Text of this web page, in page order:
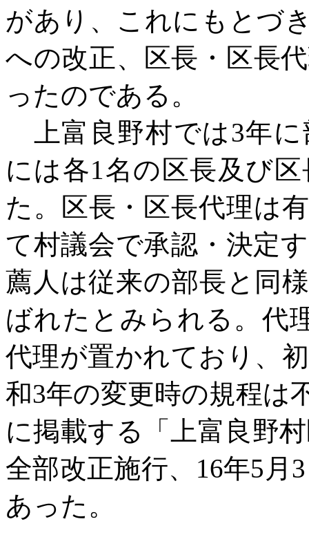
があり、これにもとづ
への改正、区長・区長
ったのである。
上富良野村では3年
には各1名の区長及び
た。区長・区長代理は
て村議会で承認・決定
薦人は従来の部長と同
ばれたとみられる。代
代理が置かれており、
和3年の変更時の規程は
に掲載する「上富良野
全部改正施行、16年5月
あった。